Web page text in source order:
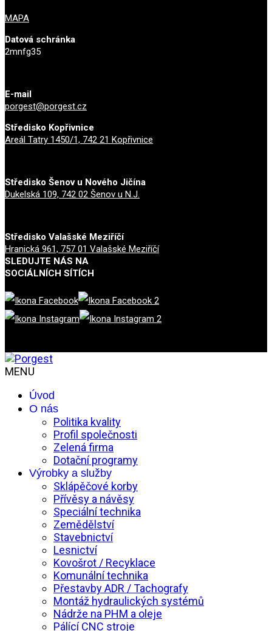
MAPA
Datová schránka
2mnfg35
E-mail
porgest@porgest.cz
Středisko Kopřivnice
Areál Tatry 1450/1, 742 21 Kopřivnice
Středisko Šenov u Nového Jičína
Dukelská 109, 742 02 Šenov u N.J.
Středisko Valašské Meziříčí
Hranická 961, 757 01 Valašské Meziříčí
SLEDUJTE NÁS NA
SOCIÁLNÍCH SÍTÍCH
MENU
Úvod
O nás
Politika kvality
Profil společnosti
Zelená firma
Dotační programy
Výrobky a služby
Sklápěčové korby
Přívěsy a návěsy
Speciální technika
Zemědělství
Stavebnictví
Lesnictví
Kovošrot / Recyklace
Komunální technika
Přestavby ADR / Tachografy
Montáž hydraulických systémů
Nádrže na PHM a oleje
Pálící CNC stroje